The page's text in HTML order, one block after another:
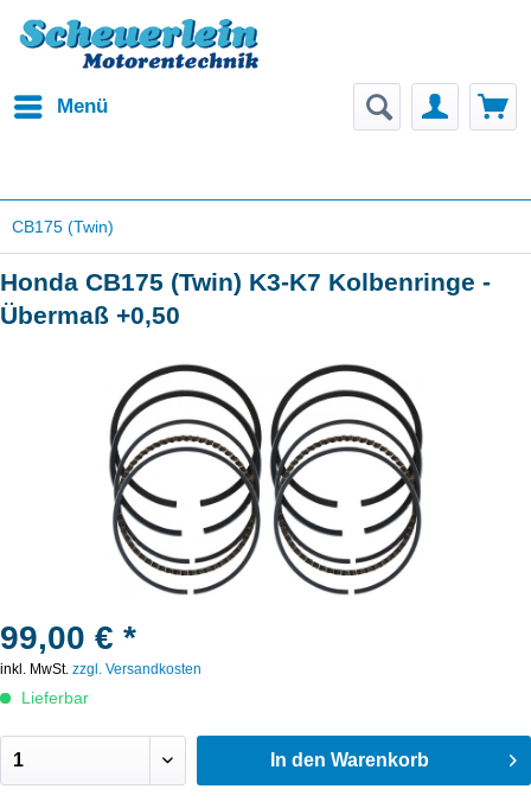
Menü
CB175 (Twin)
Honda CB175 (Twin) K3-K7 Kolbenringe -
Übermaß +0,50
99,00 € *
inkl. MwSt. zzgl. Versandkosten
Lieferbar
In den Warenkorb